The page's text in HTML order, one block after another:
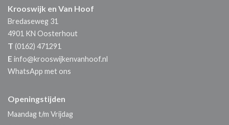
Krooswijk en Van Hoof
Bredaseweg 31
4901 KN Oosterhout
T (0162) 471291
E info@krooswijkenvanhoof.nl
WhatsApp met ons
Openingstijden
Maandag t/m Vrijdag